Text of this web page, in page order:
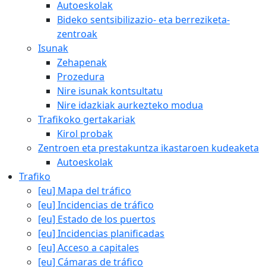
Autoeskolak
Bideko sentsibilizazio- eta berreziketa-
zentroak
Isunak
Zehapenak
Prozedura
Nire isunak kontsultatu
Nire idazkiak aurkezteko modua
Trafikoko gertakariak
Kirol probak
Zentroen eta prestakuntza ikastaroen kudeaketa
Autoeskolak
Trafiko
[eu] Mapa del tráfico
[eu] Incidencias de tráfico
[eu] Estado de los puertos
[eu] Incidencias planificadas
[eu] Acceso a capitales
[eu] Cámaras de tráfico